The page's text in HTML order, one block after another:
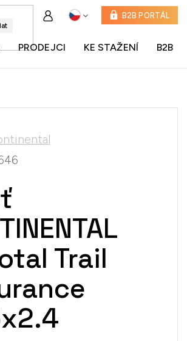
B2B PORTÁL
PRODEJCI KE STAŽENÍ B2B
Trail